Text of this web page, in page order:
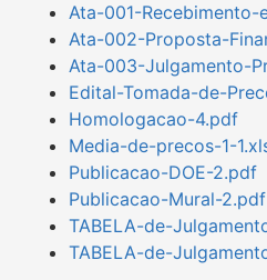
Ata-001-Recebimento-
Ata-002-Proposta-
Ata-003-Julgamento-
Edital-Tomada-de-
Homologacao-4.pdf
Media-de-precos-1-
Publicacao-DOE-2.pdf
Publicacao-Mural-2.pdf
TABELA-de-
TABELA-de-